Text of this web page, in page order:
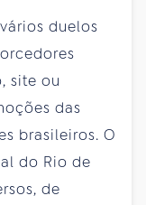
duelos
site ou
das
brasileiros. O
do Rio de
de